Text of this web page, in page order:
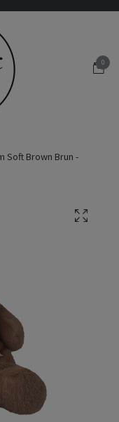
0
Soft Brown Brun -